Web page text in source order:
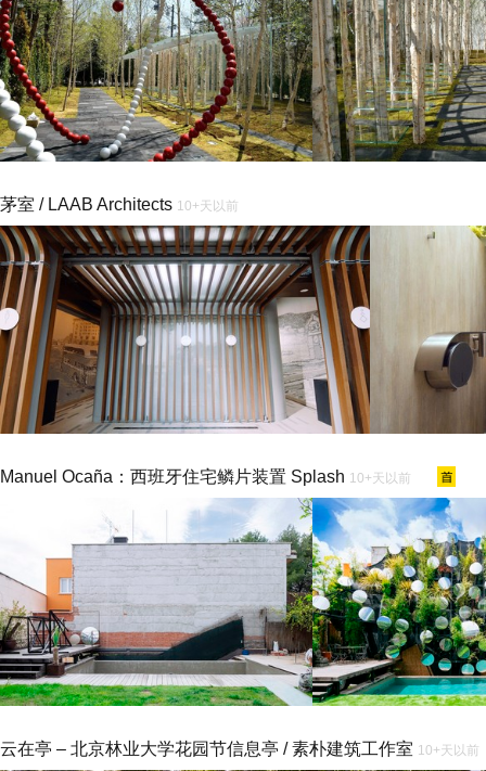
茅室 / LAAB Architects 10+天以前
Manuel Ocaña：西班牙住宅鳞片装置 Splash 10+天以前
云在亭 – 北京林业大学花园节信息亭 / 素朴建筑工作室 10+天以前